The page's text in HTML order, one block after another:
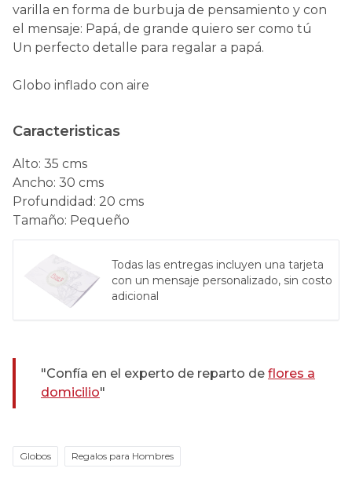
varilla en forma de burbuja de pensamiento y con
el mensaje: Papá, de grande quiero ser como tú
Un perfecto detalle para regalar a papá.
Globo inflado con aire
Caracteristicas
Alto: 35 cms
Ancho: 30 cms
Profundidad : 20 cms
Tamaño: Pequeño
Todas las entregas incluyen una tarjeta
con un mensaje personalizado, sin costo
adicional
"Confía en el experto de reparto de flores a
domicilio"
Globos Regalos para Hombres